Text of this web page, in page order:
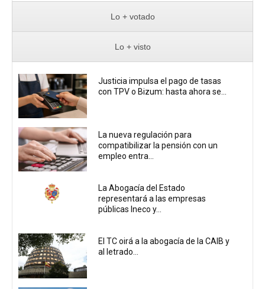
Lo + votado
Lo + visto
Justicia impulsa el pago de tasas
con TPV o Bizum: hasta ahora se...
La nueva regulación para
compatibilizar la pensión con un
empleo entra...
La Abogacía del Estado
representará a las empresas
públicas Ineco y...
El TC oirá a la abogacía de la CAIB y
al letrado...